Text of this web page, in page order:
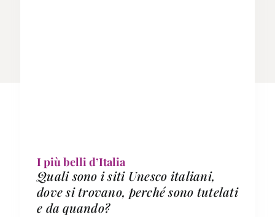
I più belli d’Italia
Quali sono i siti Unesco italiani,
dove si trovano, perché sono tutelati
e da quando?